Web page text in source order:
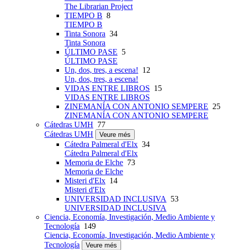
The Librarian Project
TIEMPO B 8
TIEMPO B
Tinta Sonora 34
Tinta Sonora
ÚLTIMO PASE 5
ÚLTIMO PASE
Un, dos, tres, a escena! 12
Un, dos, tres, a escena!
VIDAS ENTRE LIBROS 15
VIDAS ENTRE LIBROS
ZINEMANÍA CON ANTONIO SEMPERE 25
ZINEMANÍA CON ANTONIO SEMPERE
Cátedras UMH 77
Cátedras UMH
Veure més
Cátedra Palmeral d'Elx 34
Cátedra Palmeral d'Elx
Memoria de Elche 73
Memoria de Elche
Misteri d'Elx 14
Misteri d'Elx
UNIVERSIDAD INCLUSIVA 53
UNIVERSIDAD INCLUSIVA
Ciencia, Economía, Investigación, Medio Ambiente y
Tecnología 149
Ciencia, Economía, Investigación, Medio Ambiente y
Tecnología
Veure més